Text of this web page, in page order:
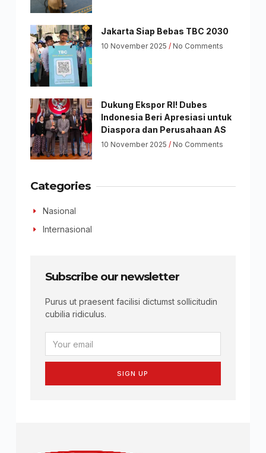
Jakarta Siap Bebas TBC 2030
10 November 2025 No Comments
Dukung Ekspor RI! Dubes
Indonesia Beri Apresiasi untuk
Diaspora dan Perusahaan AS
10 November 2025 No Comments
Categories
Nasional
Internasional
Subscribe our newsletter
Purus ut praesent facilisi dictumst sollicitudin
cubilia ridiculus.
SIGN UP